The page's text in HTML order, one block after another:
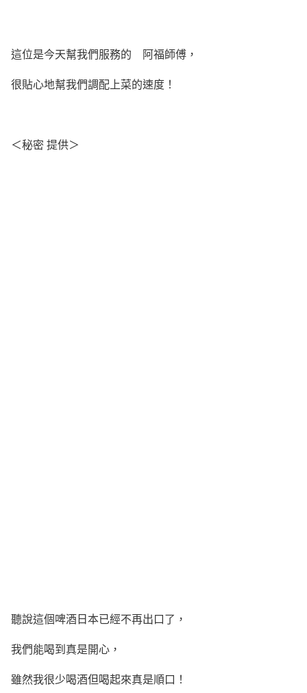
這位是今天幫我們服務的 阿福師傅，
很貼心地幫我們調配上菜的速度！
＜秘密 提供＞
聽說這個啤酒日本已經不再出口了，
我們能喝到真是開心，
雖然我很少喝酒但喝起來真是順口！